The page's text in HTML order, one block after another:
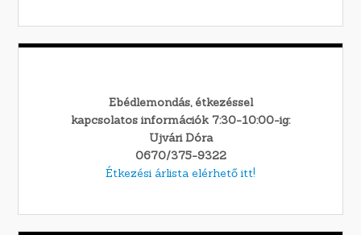
Ebédlemondás, étkezéssel
kapcsolatos információk 7:30-10:00-ig:
Ujvári Dóra
0670/375-9322
Étkezési árlista elérhető itt!